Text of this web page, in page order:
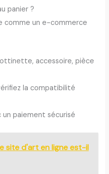
panier ?
comme un e-commerce
accessoire, pièce
la compatibilité
paiement sécurisé
site d'art en ligne est-il